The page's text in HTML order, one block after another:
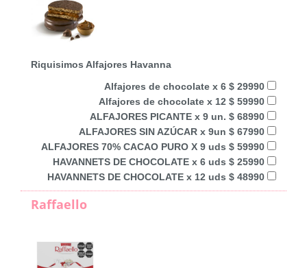
Riquisimos Alfajores Havanna
Alfajores de chocolate x 6 $ 29990
Alfajores de chocolate x 12 $ 59990
ALFAJORES PICANTE x 9 un. $ 68990
ALFAJORES SIN AZÚCAR x 9un $ 67990
ALFAJORES 70% CACAO PURO X 9 uds $ 59990
HAVANNETS DE CHOCOLATE x 6 uds $ 25990
HAVANNETS DE CHOCOLATE x 12 uds $ 48990
Raffaello